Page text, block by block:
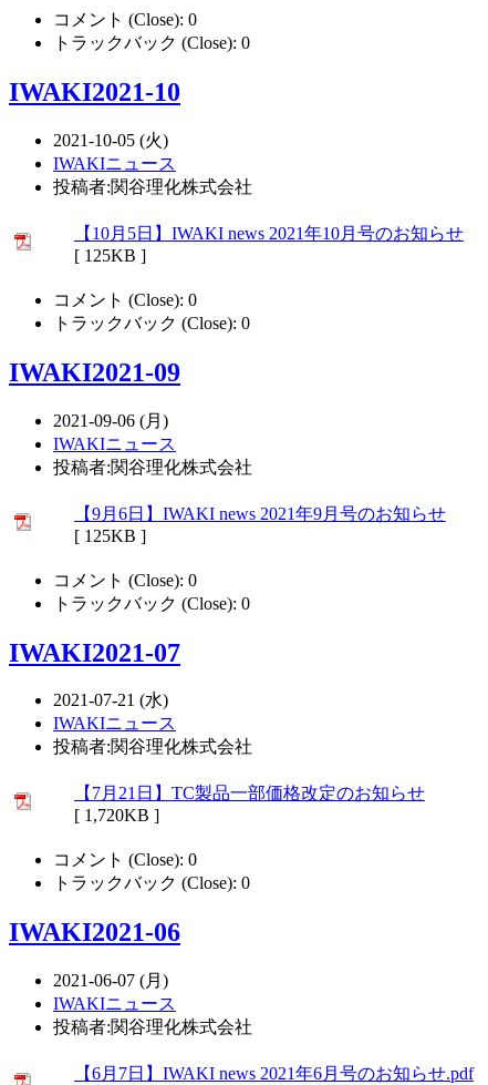
コメント (Close): 0
トラックバック (Close): 0
IWAKI2021-10
2021-10-05 (火)
IWAKIニュース
投稿者:関谷理化株式会社
【10月5日】IWAKI news 2021年10月号のお知らせ
[ 125KB ]
コメント (Close): 0
トラックバック (Close): 0
IWAKI2021-09
2021-09-06 (月)
IWAKIニュース
投稿者:関谷理化株式会社
【9月6日】IWAKI news 2021年9月号のお知らせ
[ 125KB ]
コメント (Close): 0
トラックバック (Close): 0
IWAKI2021-07
2021-07-21 (水)
IWAKIニュース
投稿者:関谷理化株式会社
【7月21日】TC製品一部価格改定のお知らせ
[ 1,720KB ]
コメント (Close): 0
トラックバック (Close): 0
IWAKI2021-06
2021-06-07 (月)
IWAKIニュース
投稿者:関谷理化株式会社
【6月7日】IWAKI news 2021年6月号のお知らせ.pdf